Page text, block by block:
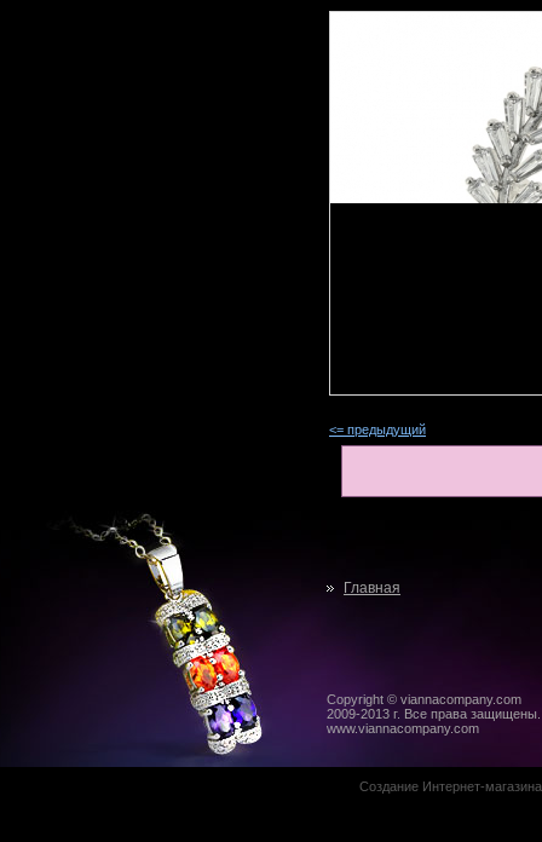
<= предыдущий
Главная
Copyright © viannacompany.com
2009-2013 г. Все права защищены.
www.viannacompany.com
Создание Интернет-